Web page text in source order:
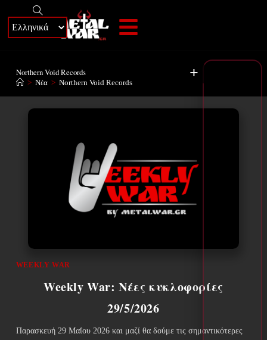
+
Northern Void Records
> Νέα > Northern Void Records
WEEKLY WAR
Weekly War: Νέες κυκλοφορίες
29/5/2026
Παρασκευή 29 Μαΐου 2026 και μαζί θα δούμε τις σημαντικότερες